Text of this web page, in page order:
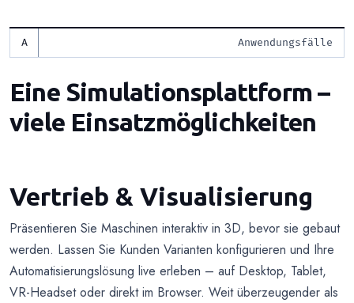
Anwendungsfälle
Eine Simulationsplattform –
viele Einsatzmöglichkeiten
Vertrieb & Visualisierung
Präsentieren Sie Maschinen interaktiv in 3D, bevor sie gebaut
werden. Lassen Sie Kunden Varianten konfigurieren und Ihre
Automatisierungslösung live erleben – auf Desktop, Tablet,
VR-Headset oder direkt im Browser. Weit überzeugender als